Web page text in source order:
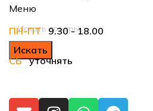
ПН-ПТ9.30 - 18.00
СБуточнять
Меню
Искать